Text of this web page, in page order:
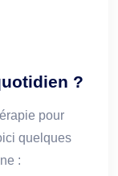
?
pour
quelques
: